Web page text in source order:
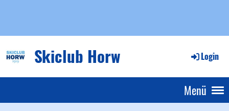
Skiclub Horw Login
Menü